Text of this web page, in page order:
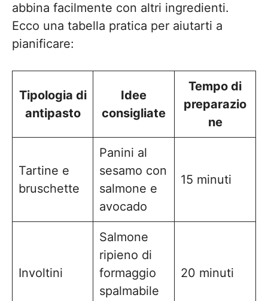
abbina facilmente con altri ingredienti.
Ecco una tabella pratica per aiutarti a
pianificare:
Tipologia di
antipasto
Idee
consigliate
Tempo di
preparazio
ne
Tartine e
bruschette
Panini al
sesamo con
salmone e
avocado
15 minuti
Involtini
Salmone
ripieno di
formaggio
spalmabile
20 minuti